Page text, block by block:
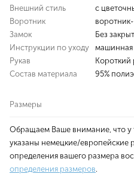
Внешний стиль
с
Воротник
Замок
Без
Инструкции по уходу
машинная
Рукав
Короткий
Состав материала
95%
Размеры
Обращаем Ваше внимание, что у
указаны немецкие/европейские
определения вашего размера
определения размеров